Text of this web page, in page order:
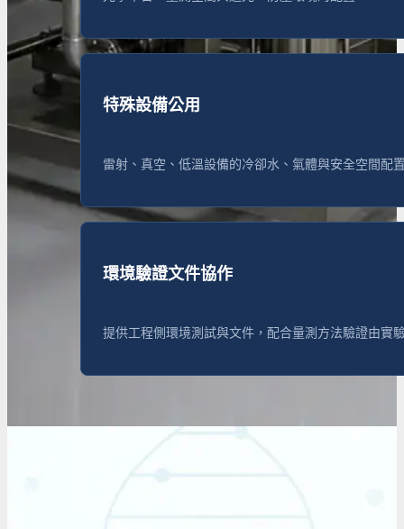
特殊設備公用
雷射、真空、低溫設備的冷卻水、氣體與安全空間配
環境驗證文件協作
提供工程側環境測試與文件，配合量測方法驗證由實